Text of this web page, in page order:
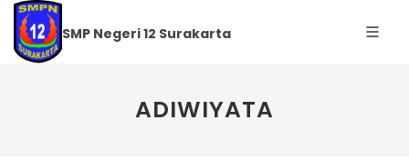
SMP Negeri 12 Surakarta
ADIWIYATA